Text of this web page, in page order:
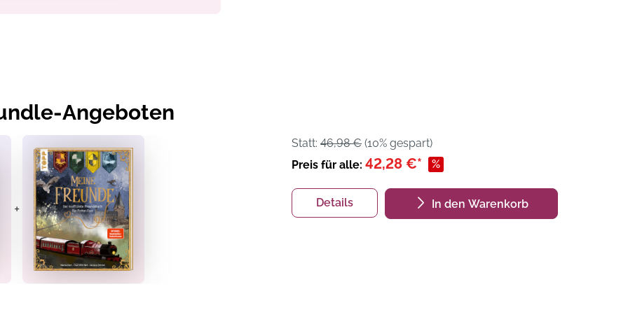
Angeboten
+
Statt: 46,98 € (10% gespart)
Preis für alle: 42,28 €* %
Details In den Warenkorb